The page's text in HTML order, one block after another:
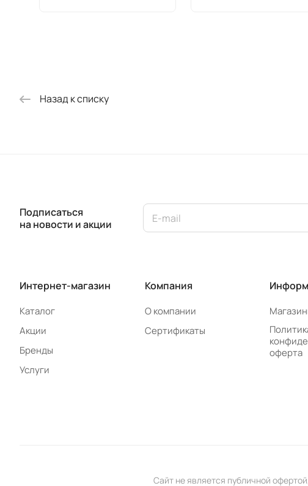
Назад к списку
Подписаться
на новости и акции
Интернет-магазин
Каталог
Акции
Бренды
Услуги
Компания
О компании
Сертификаты
оферта
Сайт не является публичной